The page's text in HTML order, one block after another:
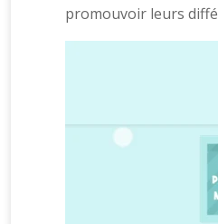
promouvoir leurs